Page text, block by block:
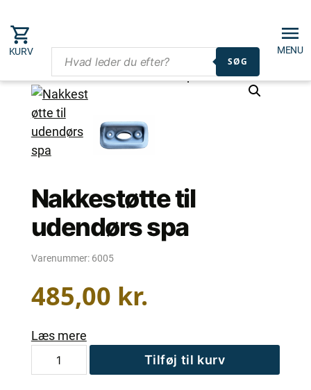
SØG
KURV MENU
Nakkestøtte til
udendørs spa
Varenummer: 6005
485,00 kr.
Læs mere
Tilføj til kurv